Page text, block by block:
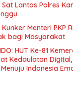
Lantas Polres
Menteri PKP
bagi Masyarakat
HUT Ke-81
Kedaulatan
Indonesia